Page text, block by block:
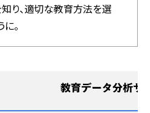
り、適切な教育方法を選
。